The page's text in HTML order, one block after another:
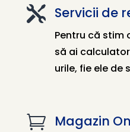
 Servicii de
Pentru că
să ai
urile, fie ele de
 Magazin